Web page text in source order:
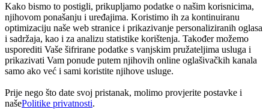
Kako bismo to postigli, prikupljamo podatke o našim korisnicima,
njihovom ponašanju i uređajima. Koristimo ih za kontinuiranu
optimizaciju naše web stranice i prikazivanje personaliziranih oglasa
i sadržaja, kao i za analizu statistike korištenja. Također možemo
usporediti Vaše šifrirane podatke s vanjskim pružateljima usluga i
prikazivati Vam ponude putem njihovih online oglašivačkih kanala
samo ako već i sami koristite njihove usluge.
Prije nego što date svoj pristanak, molimo provjerite postavke i
našePolitike privatnosti.